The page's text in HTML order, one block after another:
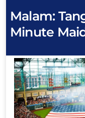
Malam:
Minute